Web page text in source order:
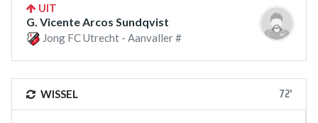
UIT
G. Vicente Arcos Sundqvist
Jong FC Utrecht - Aanvaller #
WISSEL 72'